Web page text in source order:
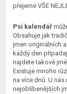
přejeme VŠE
Psí kalendář
Obsahuje jak
jmen originálních
každý den
najdete takové
Existuje mnoho
na více dnů. U
nejoblíbenějších